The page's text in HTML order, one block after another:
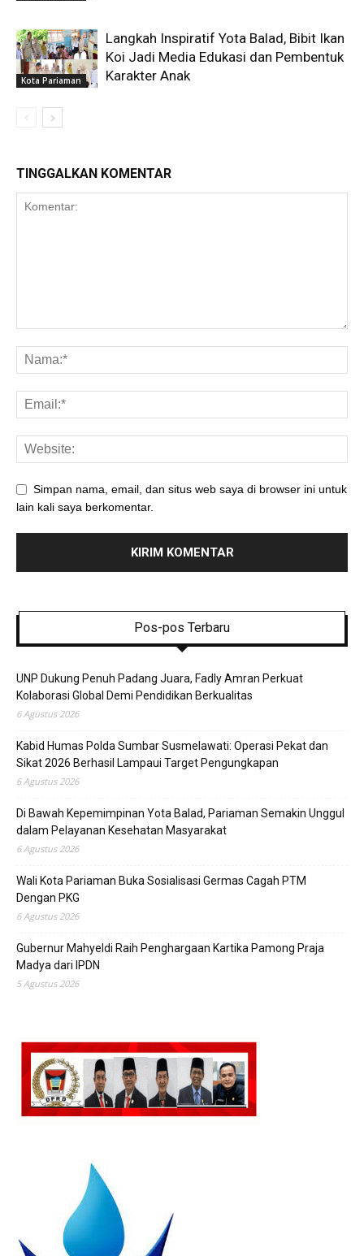
Kota Pariaman
Langkah Inspiratif Yota Balad, Bibit Ikan
Koi Jadi Media Edukasi dan Pembentuk
Karakter Anak
TINGGALKAN KOMENTAR
Simpan nama, email, dan situs web saya di browser ini untuk
lain kali saya berkomentar.
Pos-pos Terbaru
UNP Dukung Penuh Padang Juara, Fadly Amran Perkuat
Kolaborasi Global Demi Pendidikan Berkualitas
6 Agustus 2026
Kabid Humas Polda Sumbar Susmelawati: Operasi Pekat dan
Sikat 2026 Berhasil Lampaui Target Pengungkapan
6 Agustus 2026
Di Bawah Kepemimpinan Yota Balad, Pariaman Semakin Unggul
dalam Pelayanan Kesehatan Masyarakat
6 Agustus 2026
Wali Kota Pariaman Buka Sosialisasi Germas Cagah PTM
Dengan PKG
6 Agustus 2026
Gubernur Mahyeldi Raih Penghargaan Kartika Pamong Praja
Madya dari IPDN
5 Agustus 2026